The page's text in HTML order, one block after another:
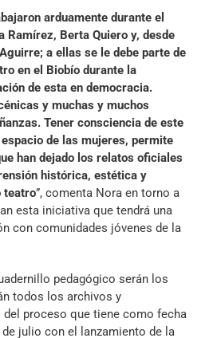
arduamente durante el
Ramírez, Berta Quiero y, desde
a ellas se le debe parte de
en el Biobío durante la
de esta en democracia.
y muchas y muchos
Tener consciencia de este
de las mujeres, permite
han dejado los relatos oficiales
histórica, estética y
teatro”, comenta Nora en torno a
esta iniciativa que tendrá una
con comunidades jóvenes de la
pedagógico serán los
todos los archivos y
del proceso que tiene como fecha
julio con el lanzamiento de la